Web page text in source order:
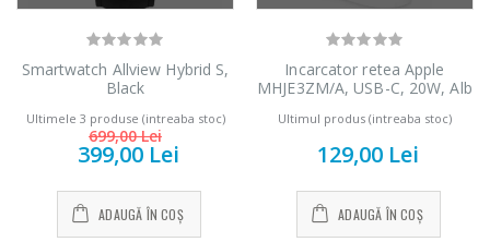
Smartwatch Allview Hybrid S,
Black
Ultimele 3 produse (intreaba stoc)
699,00 Lei
399,00 Lei
ADAUGĂ ÎN COȘ
Incarcator retea Apple
MHJE3ZM/A, USB-C, 20W, Alb
Ultimul produs (intreaba stoc)
129,00 Lei
ADAUGĂ ÎN COȘ
Masina de tocat
carne Bosch ...
549,00 Lei
-33%
...
Robot de
bucatarie Heinner
...
199,00 Lei
-14%
bucatarie Heinner
...